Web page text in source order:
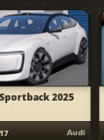
2025
Audi